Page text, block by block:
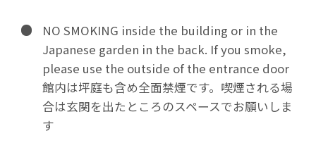
NO SMOKING inside the building or in the
Japanese garden in the back. If you smoke,
please use the outside of the entrance door
館内は坪庭も含め全面禁煙です。喫煙される場
合は玄関を出たところのスペースでお願いしま
す